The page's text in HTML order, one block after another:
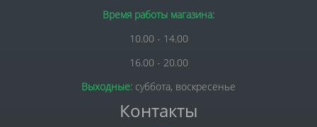
Время работы магазина:
10.00 - 14.00
16.00 - 20.00
Выходные: суббота, воскресенье
Контакты